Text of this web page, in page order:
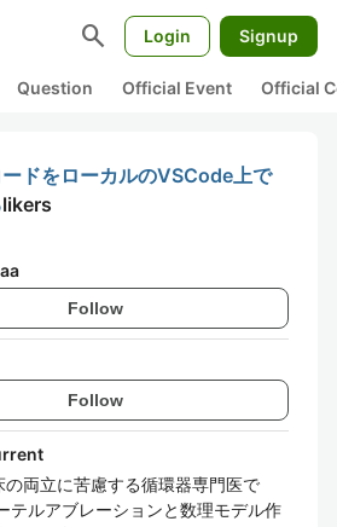
search Login Signup
Question Official Event Official
ドをローカルのVSCode上で
likers
Follow
Follow
の両立に苦慮する循環器専門医で
テルアブレーションと数理モデル作